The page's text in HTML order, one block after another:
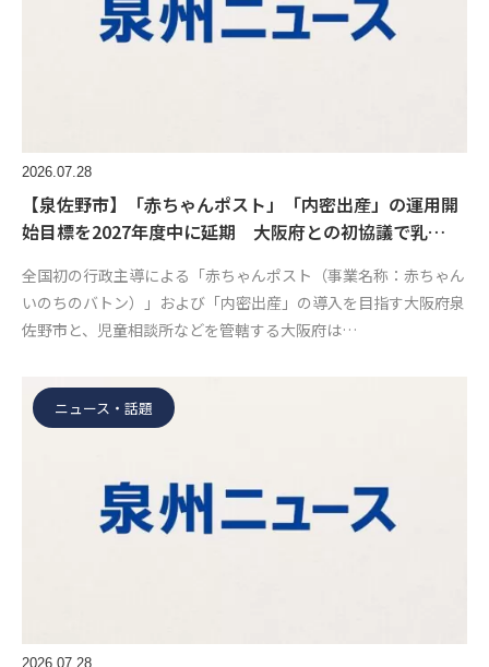
2026.07.28
【泉佐野市】「赤ちゃんポスト」「内密出産」の運用開
始目標を2027年度中に延期 大阪府との初協議で乳…
全国初の行政主導による「赤ちゃんポスト（事業名称：赤ちゃん
いのちのバトン）」および「内密出産」の導入を目指す大阪府泉
佐野市と、児童相談所などを管轄する大阪府は…
ニュース・話題
2026.07.28